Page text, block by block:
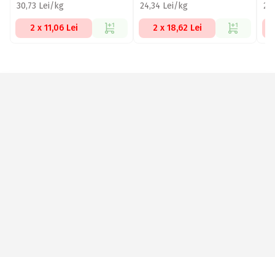
30,73 Lei/kg
2 x 11,06 Lei
24,34 Lei/kg
2 x 18,62 Lei